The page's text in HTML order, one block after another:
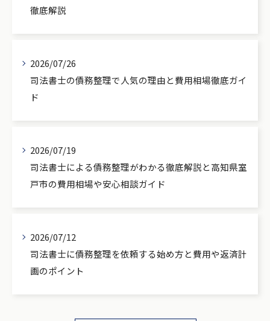
徹底解説
2026/07/26
司法書士の債務整理で人気の理由と費用相場徹底ガイ
ド
2026/07/19
司法書士による債務整理がわかる徹底解説と高知県室
戸市の費用相場や安心相談ガイド
2026/07/12
司法書士に債務整理を依頼する始め方と費用や返済計
画のポイント